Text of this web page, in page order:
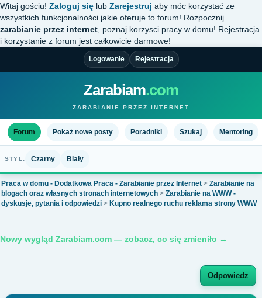
Witaj gościu! Zaloguj się lub Zarejestruj aby móc korzystać ze
wszystkich funkcjonalności jakie oferuje to forum! Rozpocznij
zarabianie przez internet , poznaj korzysci pracy w domu! Rejestracja
i korzystanie z forum jest całkowicie darmowe!
Logowanie Rejestracja
Zarabiam.com
ZARABIANIE PRZEZ INTERNET
Forum Pokaż nowe posty Poradniki Szukaj Mentoring
STYL: Czarny Biały
Praca w domu - Dodatkowa Praca - Zarabianie przez Internet > Zarabianie na
blogach oraz własnych stronach internetowych > Zarabianie na WWW -
dyskusje, pytania i odpowiedzi > Kupno realnego ruchu reklama strony WWW
Nowy wygląd Zarabiam.com — zobacz, co się zmieniło →
Odpowiedz